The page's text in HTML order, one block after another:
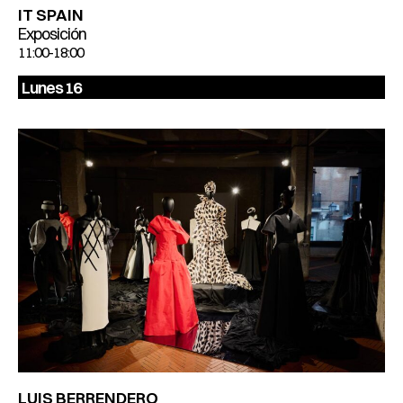
IT SPAIN
Exposición
11:00-18:00
Lunes 16
LUIS BERRENDERO